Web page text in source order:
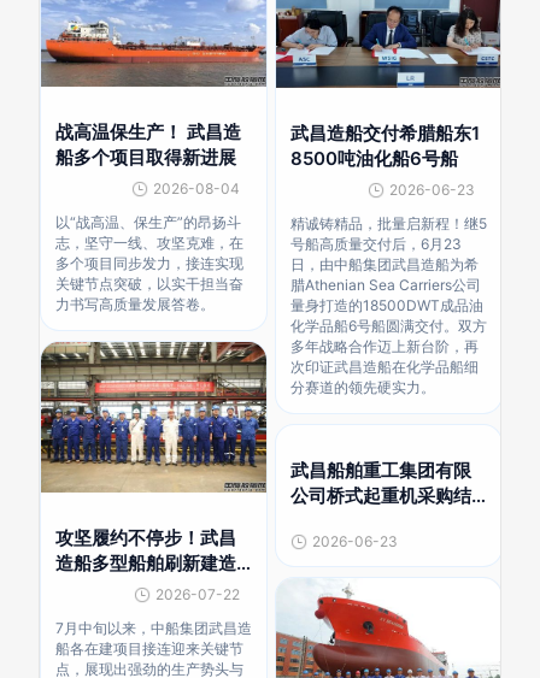
战高温保生产！ 武昌造
船多个项目取得新进展
2026-08-04
以“战高温、保生产”的昂扬斗
志，坚守一线、攻坚克难，在
多个项目同步发力，接连实现
关键节点突破，以实干担当奋
力书写高质量发展答卷。
攻坚履约不停步！武昌
造船多型船舶刷新建造
2026-07-22
7月中旬以来，中船集团武昌造
船各在建项目接连迎来关键节
点，展现出强劲的生产势头与
武昌造船交付希腊船东1
8500吨油化船6号船
2026-06-23
精诚铸精品，批量启新程！继5
号船高质量交付后，6月23
日，由中船集团武昌造船为希
腊Athenian Sea Carriers公司
量身打造的18500DWT成品油
化学品船6号船圆满交付。双方
多年战略合作迈上新台阶，再
次印证武昌造船在化学品船细
分赛道的领先硬实力。
武昌船舶重工集团有限
公司桥式起重机采购结
2026-06-23